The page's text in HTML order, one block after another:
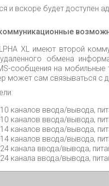
и вскоре будет доступен
XL имеют второй
обмена
сообщения на
может сам связываться с
каналов ввода/вывода,
каналов ввода/вывода,
каналов ввода/вывода,
каналов ввода/вывода,
канала ввода/вывода,
канала ввода/вывода,